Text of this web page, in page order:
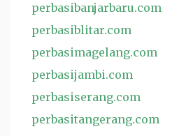
perbasibanjarbaru.com
perbasiblitar.com
perbasimagelang.com
perbasijambi.com
perbasiserang.com
perbasitangerang.com